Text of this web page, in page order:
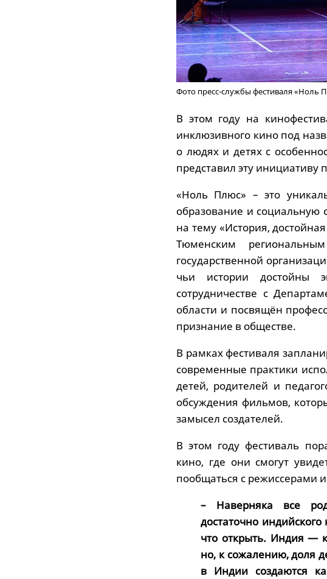
Фото пресс-службы фестиваля «Ноль
В этом году на
инклюзивного кино под
о людях и детях с
представил эту инициативу
«Ноль Плюс» – это
образование и социальную
на тему «История,
Тюменским
государственной
чьи истории достойны
сотрудничестве с
области и посвящён
признание в обществе.
В рамках фестиваля
современные практики
детей, родителей и
обсуждения фильмов,
замысел создателей.
В этом году фестиваль
кино, где они смогут
пообщаться с режиссерами
– Наверняка все
достаточно
что открыть. Индия —
но, к сожалению, доля
в Индии создаются